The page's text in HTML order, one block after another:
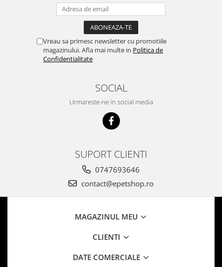
Vreau sa primesc newsletter cu promotiile
magazinului. Afla mai multe in Politica de
Confidentialitate
SOCIAL
Urmareste-ne in social media
SUPORT CLIENTI
0747693646
contact@epetshop.ro
MAGAZINUL MEU
CLIENTI
DATE COMERCIALE